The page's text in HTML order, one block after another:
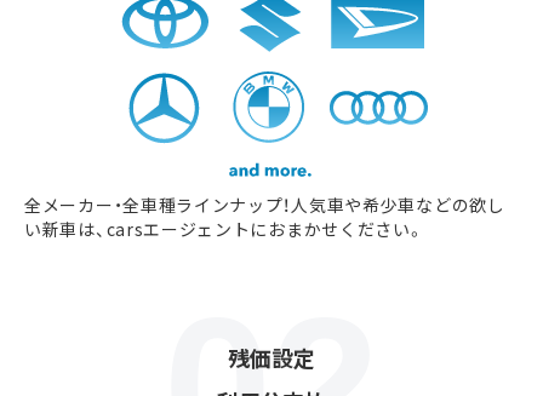
全メーカー・全車種ラインナップ！人気車や希少車などの欲し
い新車は、carsエージェントにおまかせください。
残価設定